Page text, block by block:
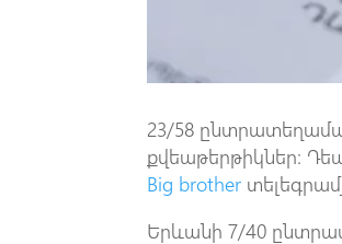
23/58
քվեաթերթիկներ։
Big brother
Երևանի 7/40